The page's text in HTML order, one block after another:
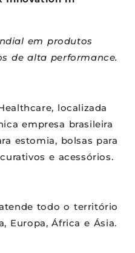
em produtos
de alta performance.
localizada
empresa brasileira
estomia, bolsas para
e acessórios.
todo o território
Europa, África e Ásia.